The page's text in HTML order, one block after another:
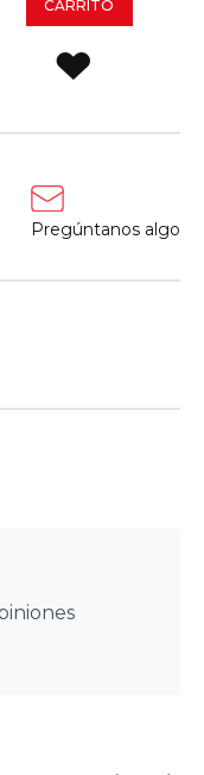
CARRITO
Pregúntanos algo